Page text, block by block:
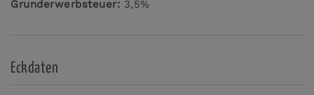
Grunderwerbsteuer: 3,5%
Eckdaten